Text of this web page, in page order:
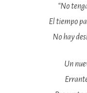
“No
El tiempo
No hay
Un